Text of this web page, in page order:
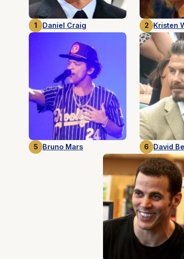
1 Daniel Craig 2 Kristen
5 Bruno Mars 6 David